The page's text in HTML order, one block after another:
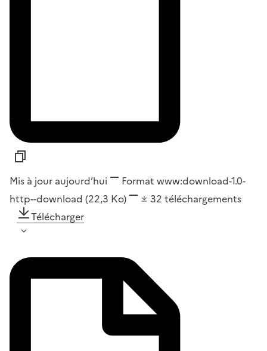
Mis à jour aujourd’hui Format www:download-1.0-
http--download (22,3 Ko) 32 téléchargements
Télécharger